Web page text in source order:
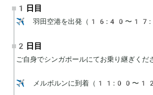
1日目
✈️ 羽田空港を出発（16:40〜
2日目
ご自身でシンガポールにてお乗り継ぎくだ
✈️ メルボルンに到着（11:00〜